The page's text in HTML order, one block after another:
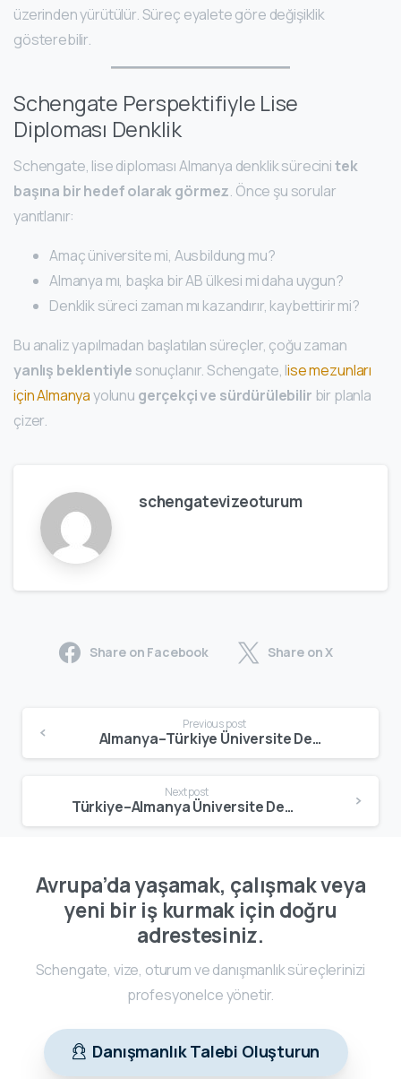
üzerinden yürütülür. Süreç eyalete göre değişiklik
gösterebilir.
Schengate Perspektifiyle Lise
Diploması Denklik
Schengate, lise diploması Almanya denklik sürecinitek
başına bir hedef olarak görmez. Önce şu sorular
yanıtlanır:
Amaç üniversite mi, Ausbildung mu?
Almanya mı, başka bir AB ülkesi mi daha uygun?
Denklik süreci zaman mı kazandırır, kaybettirir mi?
Bu analiz yapılmadan başlatılan süreçler, çoğu zaman
yanlış beklentiyle sonuçlanır. Schengate, lise mezunları
için Almanyayolunu gerçekçi ve sürdürülebilir bir planla
çizer.
schengatevizeoturum
Share on Facebook Share on X
Previous post
Almanya–Türkiye Üniversite Denklik | Diploma Tanıma ve Geçerlilik Rehberi
Next post
Türkiye–Almanya Üniversite Denklik | Diploma Tanıma ve Geçerlilik Rehberi
Avrupa’da yaşamak, çalışmak veya
yeni bir iş kurmak için doğru
adrestesiniz.
Schengate, vize, oturum ve danışmanlık süreçlerinizi
profesyonelce yönetir.
Danışmanlık Talebi Oluşturun